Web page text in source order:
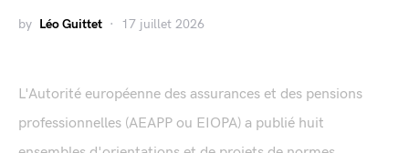
by Léo Guittet 17 juillet 2026
L'Autorité européenne des assurances et des pensions
professionnelles (AEAPP ou EIOPA) a publié huit